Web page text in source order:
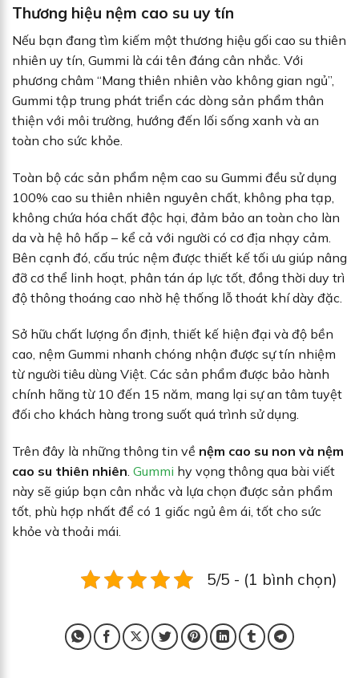
Thương hiệu nệm cao su uy tín
Nếu bạn đang tìm kiếm một thương hiệu gối cao su thiên
nhiên uy tín, Gummi là cái tên đáng cân nhắc. Với
phương châm “Mang thiên nhiên vào không gian ngủ”,
Gummi tập trung phát triển các dòng sản phẩm thân
thiện với môi trường, hướng đến lối sống xanh và an
toàn cho sức khỏe.
Toàn bộ các sản phẩm nệm cao su Gummi đều sử dụng
100% cao su thiên nhiên nguyên chất, không pha tạp,
không chứa hóa chất độc hại, đảm bảo an toàn cho làn
da và hệ hô hấp – kể cả với người có cơ địa nhạy cảm.
Bên cạnh đó, cấu trúc nệm được thiết kế tối ưu giúp nâng
đỡ cơ thể linh hoạt, phân tán áp lực tốt, đồng thời duy trì
độ thông thoáng cao nhờ hệ thống lỗ thoát khí dày đặc.
Sở hữu chất lượng ổn định, thiết kế hiện đại và độ bền
cao, nệm Gummi nhanh chóng nhận được sự tín nhiệm
từ người tiêu dùng Việt. Các sản phẩm được bảo hành
chính hãng từ 10 đến 15 năm, mang lại sự an tâm tuyệt
đối cho khách hàng trong suốt quá trình sử dụng.
Trên đây là những thông tin về nệm cao su non và nệm
cao su thiên nhiên. Gummi hy vọng thông qua bài viết
này sẽ giúp bạn cân nhắc và lựa chọn được sản phẩm
tốt, phù hợp nhất để có 1 giấc ngủ êm ái, tốt cho sức
khỏe và thoải mái.
5/5 - (1 bình chọn)